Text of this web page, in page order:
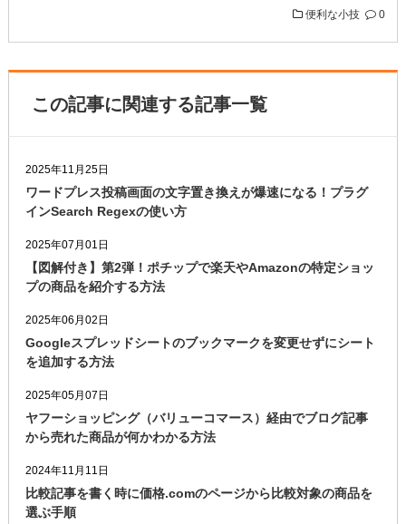
便利な小技 0
この記事に関連する記事一覧
2025年11月25日
ワードプレス投稿画面の文字置き換えが爆速になる！プラグ
インSearch Regexの使い方
2025年07月01日
【図解付き】第2弾！ポチップで楽天やAmazonの特定ショッ
プの商品を紹介する方法
2025年06月02日
Googleスプレッドシートのブックマークを変更せずにシート
を追加する方法
2025年05月07日
ヤフーショッピング（バリューコマース）経由でブログ記事
から売れた商品が何かわかる方法
2024年11月11日
比較記事を書く時に価格.comのページから比較対象の商品を
選ぶ手順